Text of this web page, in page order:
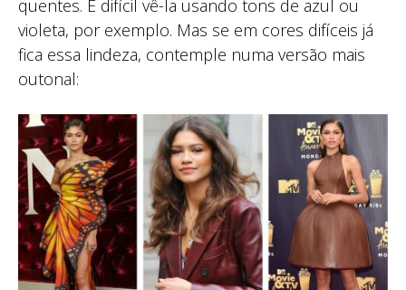
quentes. É difícil vê-la usando tons de azul ou
violeta, por exemplo. Mas se em cores difíceis já
fica essa lindeza, contemple numa versão mais
outonal: